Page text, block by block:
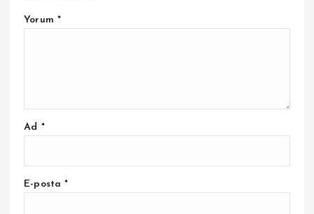
Yorum *
Ad *
E-posta*